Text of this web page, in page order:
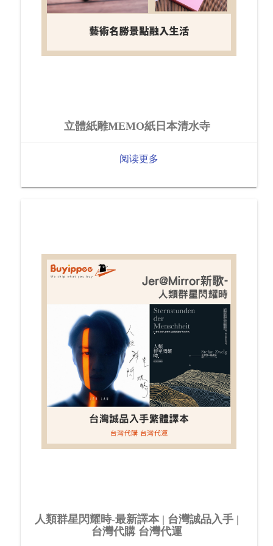
立體紙雕MEMO紙日本清水寺
阅读更多
人類群星閃耀時-最新譯本 | 台灣誠品入手 |
台灣代購 台灣代運